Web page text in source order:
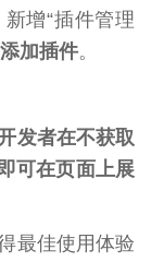
增“插件管理
加插件。
发者在不获取
可在页面上展
最佳使用体验